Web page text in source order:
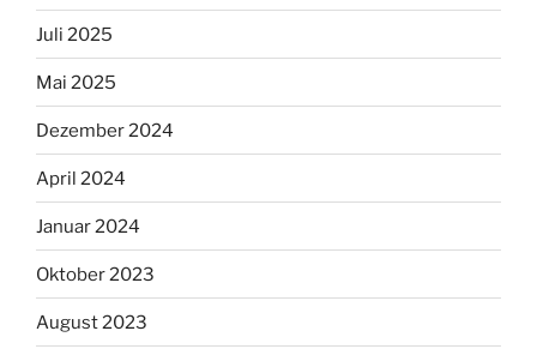
Juli 2025
Mai 2025
Dezember 2024
April 2024
Januar 2024
Oktober 2023
August 2023